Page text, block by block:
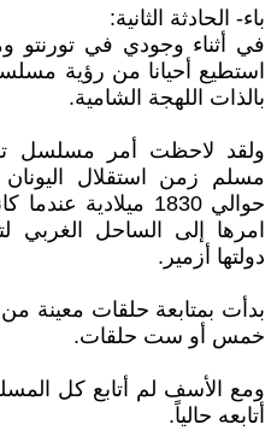
باء- الحادثة الثانية:
في أثناء وجودي في تورنتو
استطيع أحيانا من رؤية
بالذات اللهجة الشامية.
ولقد لاحظت أمر مسلسل
مسلم زمن استقلال اليونان
حوالي 1830
امرها إلى الساحل الغربي
دولتها أزمير.
بدأت بمتابعة حلقات معينة
خمس أو ست حلقات.
ومع الأسف لم أتابع كل
أتابعه حالياً.